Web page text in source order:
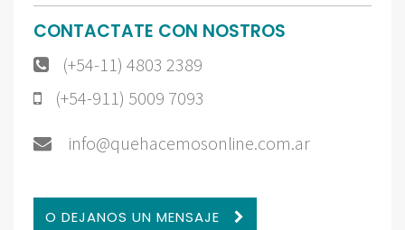
CONTACTATE CON NOSTROS
(+54-11) 4803 2389
(+54-911) 5009 7093
info@quehacemosonline.com.ar
O DEJANOS UN MENSAJE